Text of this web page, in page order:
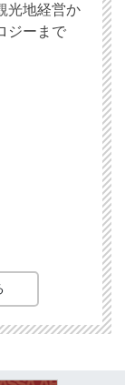
光地経営か
ジーまで